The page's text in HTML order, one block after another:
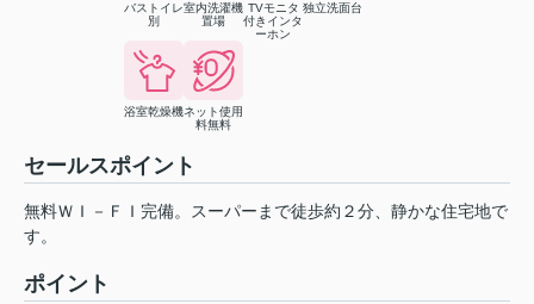
バストイレ
別
室内洗濯機
置場
TVモニタ
付きインタ
ーホン
独立洗面台
浴室乾燥機ネット使用
料無料
セールスポイント
無料ＷＩ－ＦＩ完備。スーパーまで徒歩約２分、静かな住宅地で
す。
ポイント